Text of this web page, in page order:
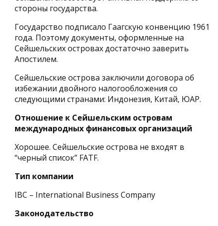
стороны государства.
Государство подписало Гаагскую конвенцию 1961
года. Поэтому документы, оформленные на
Сейшельских островах достаточно заверить
Апостилем.
Сейшельские острова заключили договора об
избежании двойного налогообложения со
следующими странами: Индонезия, Китай, ЮАР.
Отношение к Сейшельским островам
международных финансовых организаций
Хорошее. Сейшельские острова не входят в
“черный список” FATF.
Тип компании
IBC – International Business Company
Законодательство